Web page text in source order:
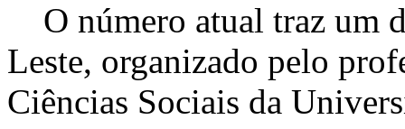
O número atual traz um
Leste, organizado pelo
Ciências Sociais da